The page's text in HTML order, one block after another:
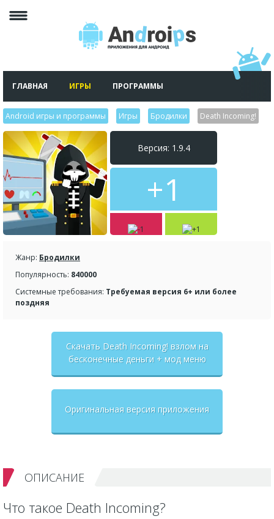
ГЛАВНАЯ ИГРЫ ПРОГРАММЫ
Android игры и программы Игры Бродилки Death Incoming!
Версия: 1.9.4
+1
Жанр: Бродилки
Популярность: 840000
Системные требования: Требуемая версия 6+ или более
поздняя
Скачать Death Incoming! взлом на
бесконечные деньги + мод меню
Оригинальная версия приложения
ОПИСАНИЕ
Что такое Death Incoming?